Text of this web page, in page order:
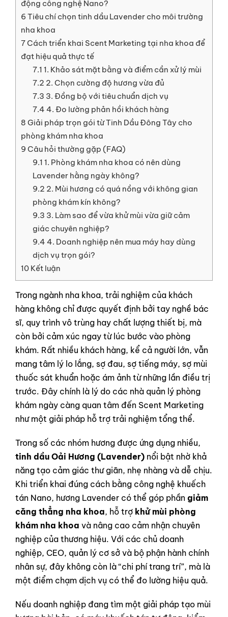
động công nghệ Nano?
6 Tiêu chí chọn tinh dầu Lavender cho môi trường
nha khoa
7Cách triển khai Scent Marketing tại nha khoa để
đạt hiệu quả thực tế
7.1 1. Khảo sát mặt bằng và điểm cần xử lý mùi
7.2 2. Chọn cường độ hương vừa đủ
7.3 3. Đồng bộ với tiêu chuẩn dịch vụ
7.4 4. Đo lường phản hồi khách hàng
8 Giải pháp trọn gói từ Tinh Dầu Đông Tây cho
phòng khám nha khoa
9 Câu hỏi thường gặp (FAQ)
9.1 1. Phòng khám nha khoa có nên dùng
Lavender hằng ngày không?
9.2 2. Mùi hương có quá nồng với không gian
phòng khám kín không?
9.3 3. Làm sao để vừa khử mùi vừa giữ cảm
giác chuyên nghiệp?
9.4 4. Doanh nghiệp nên mua máy hay dùng
dịch vụ trọn gói?
10 Kết luận
Trong ngành nha khoa, trải nghiệm của khách
hàng không chỉ được quyết định bởi tay nghề bác
sĩ, quy trình vô trùng hay chất lượng thiết bị, mà
còn bởi cảm xúc ngay từ lúc bước vào phòng
khám. Rất nhiều khách hàng, kể cả người lớn, vẫn
mang tâm lý lo lắng, sợ đau, sợ tiếng máy, sợ mùi
thuốc sát khuẩn hoặc ám ảnh từ những lần điều trị
trước. Đây chính là lý do các nhà quản lý phòng
khám ngày càng quan tâm đến Scent Marketing
như một giải pháp hỗ trợ trải nghiệm tổng thể.
Trong số các nhóm hương được ứng dụng nhiều,
tinh dầu Oải Hương (Lavender) nổi bật nhờ khả
năng tạo cảm giác thư giãn, nhẹ nhàng và dễ chịu.
Khi triển khai đúng cách bằng công nghệ khuếch
tán Nano, hương Lavender có thể góp phần giảm
căng thẳng nha khoa, hỗ trợ khử mùi phòng
khám nha khoa và nâng cao cảm nhận chuyên
nghiệp của thương hiệu. Với các chủ doanh
nghiệp, CEO, quản lý cơ sở và bộ phận hành chính
nhân sự, đây không còn là “chi phí trang trí”, mà là
một điểm chạm dịch vụ có thể đo lường hiệu quả.
Nếu doanh nghiệp đang tìm một giải pháp tạo mùi